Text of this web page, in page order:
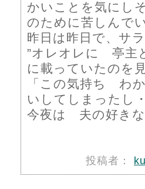
かいことを気にし
のために苦しんで
昨日は昨日で、サ
”オレオレに 亭主
に載っていたのを
「この気持ち
いしてしまったし
今夜は 夫の好き
投稿者：